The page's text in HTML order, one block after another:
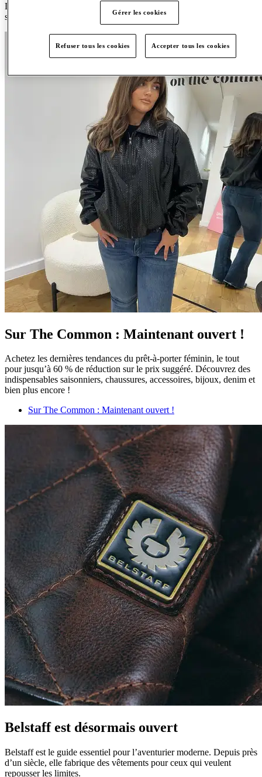
Des essentiels élevés aux pièces phares, The Label Yard offre un
style moderne avec authenticité et attitude.
Sur The Common : Maintenant ouvert !
Achetez les dernières tendances du prêt-à-porter féminin, le tout
pour jusqu’à 60 % de réduction sur le prix suggéré. Découvrez des
indispensables saisonniers, chaussures, accessoires, bijoux, denim et
bien plus encore !
Sur The Common : Maintenant ouvert !
Belstaff est désormais ouvert
Belstaff est le guide essentiel pour l’aventurier moderne. Depuis près
d’un siècle, elle fabrique des vêtements pour ceux qui veulent
repousser les limites.
Gérer les cookies
Refuser tous les cookies Accepter tous les cookies